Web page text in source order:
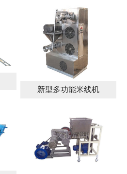
新型多功能米线机